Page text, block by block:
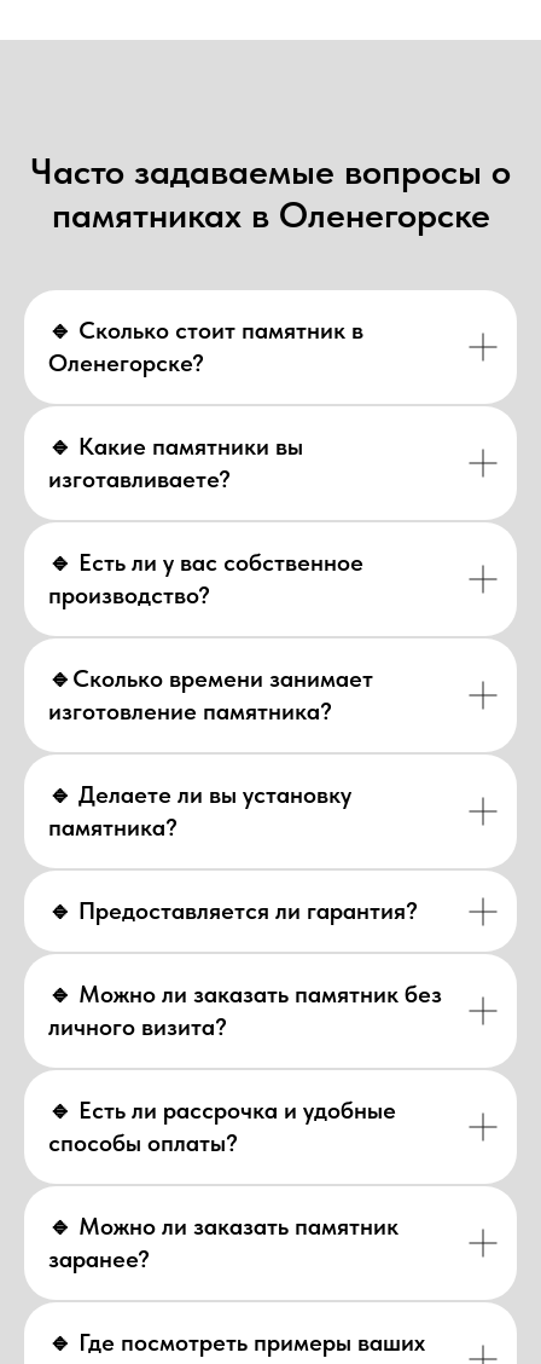
Часто задаваемые вопросы о
памятниках в Оленегорске
🔹 Сколько стоит памятник в
Оленегорске?
🔹 Какие памятники вы
изготавливаете?
🔹 Есть ли у вас собственное
производство?
🔹Сколько времени занимает
изготовление памятника?
🔹 Делаете ли вы установку
памятника?
🔹 Предоставляется ли гарантия?
🔹 Можно ли заказать памятник без
личного визита?
🔹 Есть ли рассрочка и удобные
способы оплаты?
🔹 Можно ли заказать памятник
заранее?
🔹 Где посмотреть примеры ваших